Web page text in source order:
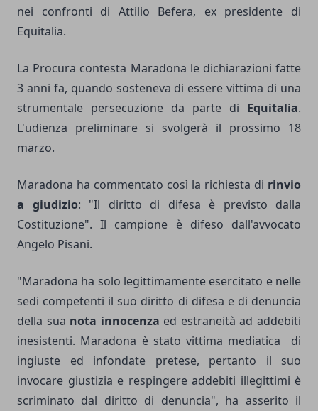
nei confronti di Attilio Befera, ex presidente di
Equitalia.
La Procura contesta Maradona le dichiarazioni fatte
3 anni fa, quando sosteneva di essere vittima di una
strumentale persecuzione da parte di Equitalia.
L'udienza preliminare si svolgerà il prossimo 18
marzo.
Maradona ha commentato così la richiesta di rinvio
a giudizio: "Il diritto di difesa è previsto dalla
Costituzione". Il campione è difeso dall'avvocato
Angelo Pisani.
"Maradona ha solo legittimamente esercitato e nelle
sedi competenti il suo diritto di difesa e di denuncia
della sua nota innocenza ed estraneità ad addebiti
inesistenti. Maradona è stato vittima mediatica di
ingiuste ed infondate pretese, pertanto il suo
invocare giustizia e respingere addebiti illegittimi è
scriminato dal diritto di denuncia", ha asserito il